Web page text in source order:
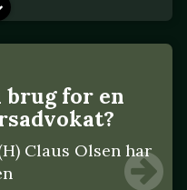
brug for en
Claus Olsen har